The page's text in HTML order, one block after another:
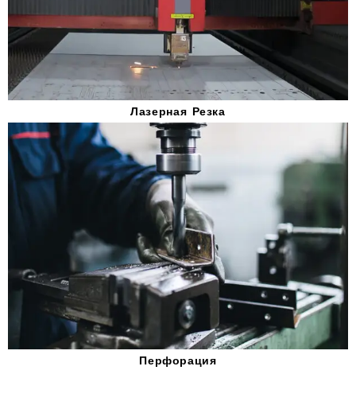
Лазерная Резка
Перфорация